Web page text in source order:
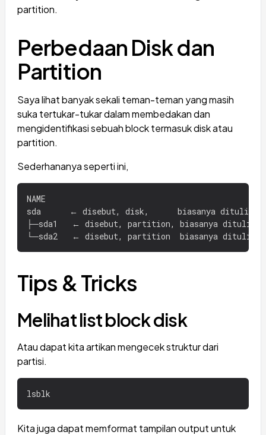
partition.
Perbedaan Disk dan
Partition
Saya lihat banyak sekali teman-teman yang masih
suka tertukar-tukar dalam membedakan dan
mengidentifikasi sebuah block termasuk disk atau
partition.
Sederhananya seperti ini,
NAME
sda      ← disebut, disk,      biasanya ditulis /
├─sda1   ← disebut, partition, biasanya ditulis /
Tips & Tricks
Melihat list block disk
Atau dapat kita artikan mengecek struktur dari
partisi.
Kita juga dapat memformat tampilan output untuk